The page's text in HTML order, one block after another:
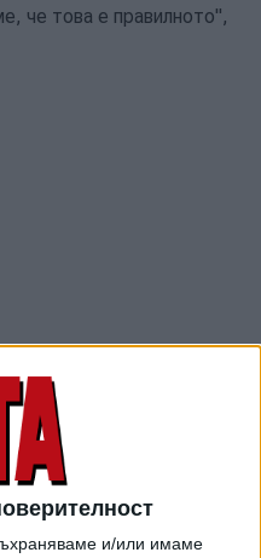
и/или имаме
че това е правилното",
само строим. Те
е построено, е
да се тревожа. Аз, по
никой не го е гонил, пък